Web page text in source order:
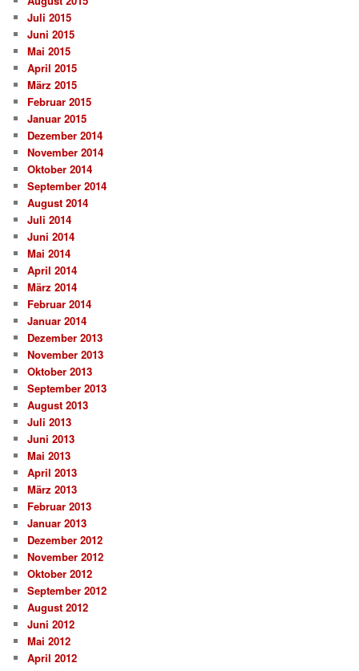
Juli 2015
Juni 2015
Mai 2015
April 2015
März 2015
Februar 2015
Januar 2015
Dezember 2014
November 2014
Oktober 2014
September 2014
August 2014
Juli 2014
Juni 2014
Mai 2014
April 2014
März 2014
Februar 2014
Januar 2014
Dezember 2013
November 2013
Oktober 2013
September 2013
August 2013
Juli 2013
Juni 2013
Mai 2013
April 2013
März 2013
Februar 2013
Januar 2013
Dezember 2012
November 2012
Oktober 2012
September 2012
August 2012
Juni 2012
Mai 2012
April 2012